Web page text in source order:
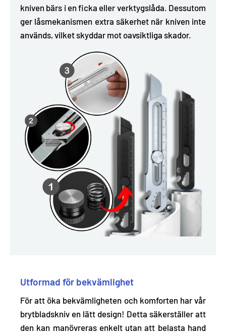
kniven bärs i en ficka eller verktygslåda. Dessutom
ger låsmekanismen extra säkerhet när kniven inte
används, vilket skyddar mot oavsiktliga skador.
Utformad för bekvämlighet
För att öka bekvämligheten och komforten har vår
brytbladskniv en lätt design! Detta säkerställer att
den kan manövreras enkelt utan att belasta hand